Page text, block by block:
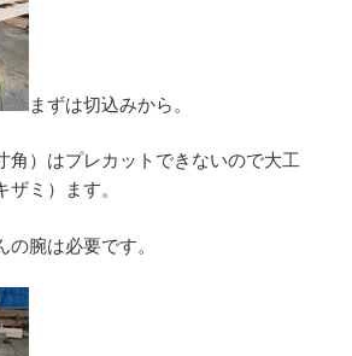
まずは切込みから。
角）はプレカットできないので大工
ザミ）ます。
腕は必要です。